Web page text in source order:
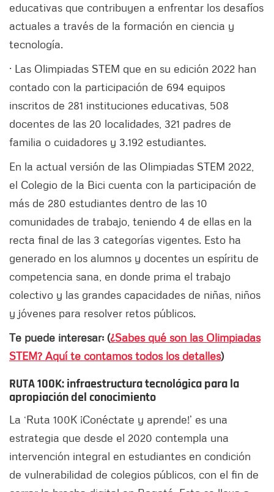
educativas que contribuyen a enfrentar los desafíos
actuales a través de la formación en ciencia y
tecnología.
· Las Olimpiadas STEM que en su edición 2022 han
contado con la participación de 694 equipos
inscritos de 281 instituciones educativas, 508
docentes de las 20 localidades, 321 padres de
familia o cuidadores y 3.192 estudiantes.
En la actual versión de las Olimpiadas STEM 2022,
el Colegio de la Bici cuenta con la participación de
más de 280 estudiantes dentro de las 10
comunidades de trabajo, teniendo 4 de ellas en la
recta final de las 3 categorías vigentes. Esto ha
generado en los alumnos y docentes un espíritu de
competencia sana, en donde prima el trabajo
colectivo y las grandes capacidades de niñas, niños
y jóvenes para resolver retos públicos.
Te puede interesar: (¿Sabes qué son las Olimpiadas
STEM? Aquí te contamos todos los detalles)
RUTA 100K: infraestructura tecnológica para la
apropiación del conocimiento
La ‘Ruta 100K ¡Conéctate y aprende!’ es una
estrategia que desde el 2020 contempla una
intervención integral en estudiantes en condición
de vulnerabilidad de colegios públicos, con el fin de